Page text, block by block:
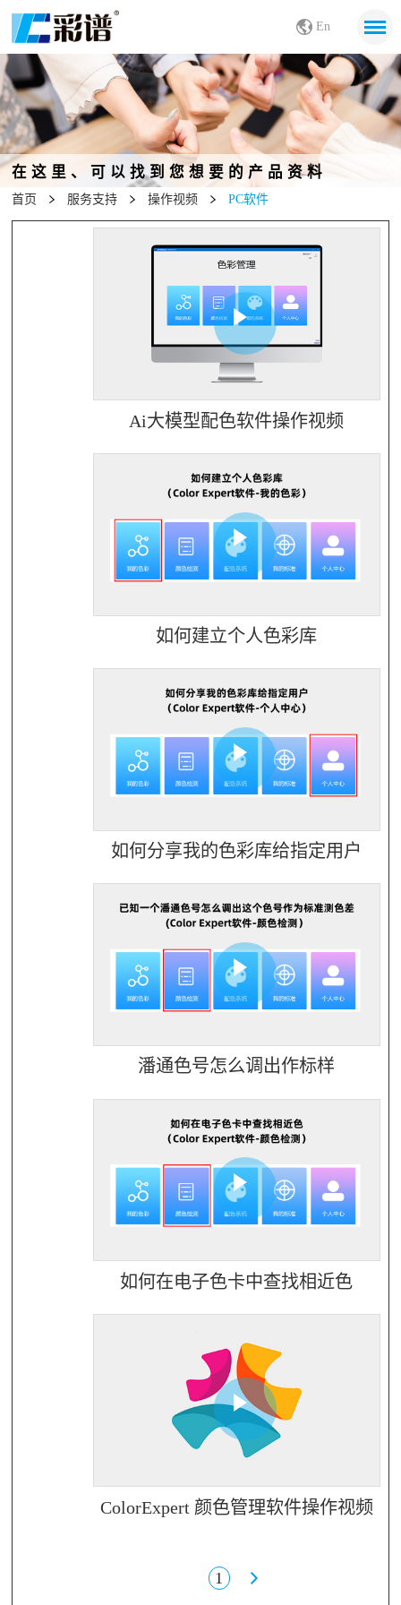
En
在这里、可以找到您想要的产品资料
首页 服务支持 操作视频 PC软件
Ai大模型配色软件操作视频
如何建立个人色彩库
如何分享我的色彩库给指定用户
潘通色号怎么调出作标样
如何在电子色卡中查找相近色
ColorExpert 颜色管理软件操作视频
1